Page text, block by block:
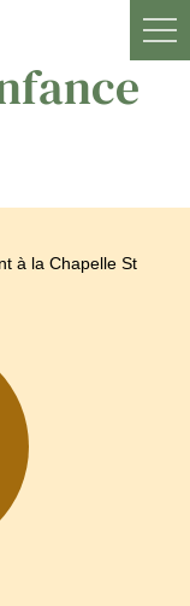
à la Chapelle St